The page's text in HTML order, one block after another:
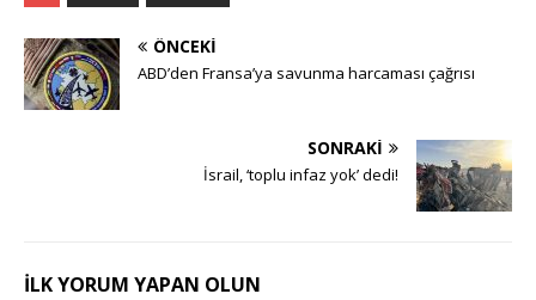
ÖNCEKI
ABD’den Fransa’ya savunma harcaması çağrısı
SONRAKI
İsrail, ‘toplu infaz yok’ dedi!
İLK YORUM YAPAN OLUN